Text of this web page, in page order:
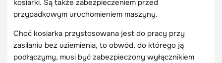
kosiarki. Są także zabezpieczeniem przed
przypadkowym uruchomieniem maszyny.
Choć kosiarka przystosowana jest do pracy przy
zasilaniu bez uziemienia, to obwód, do którego ją
podłączymy, musi być zabezpieczony wyłącznikiem